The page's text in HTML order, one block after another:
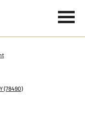
(78490)